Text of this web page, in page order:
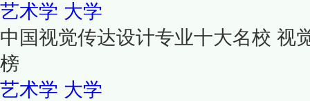
艺术学 大学
中国视觉传达设计专业十大名校 视
榜
艺术学 大学